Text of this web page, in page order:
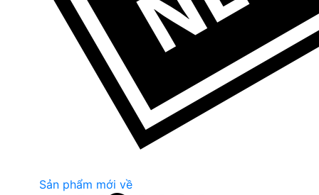
Sản phẩm mới về